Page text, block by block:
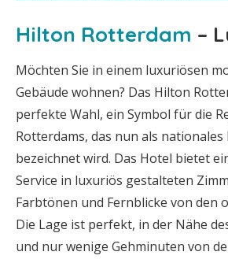
Hilton Rotterdam –
Möchten Sie in einem luxuriösen
Gebäude wohnen? Das Hilton
perfekte Wahl, ein Symbol für die
Rotterdams, das nun als nationales
bezeichnet wird. Das Hotel bietet
Service in luxuriös gestalteten
Farbtönen und Fernblicke von den
Die Lage ist perfekt, in der Nähe
und nur wenige Gehminuten von